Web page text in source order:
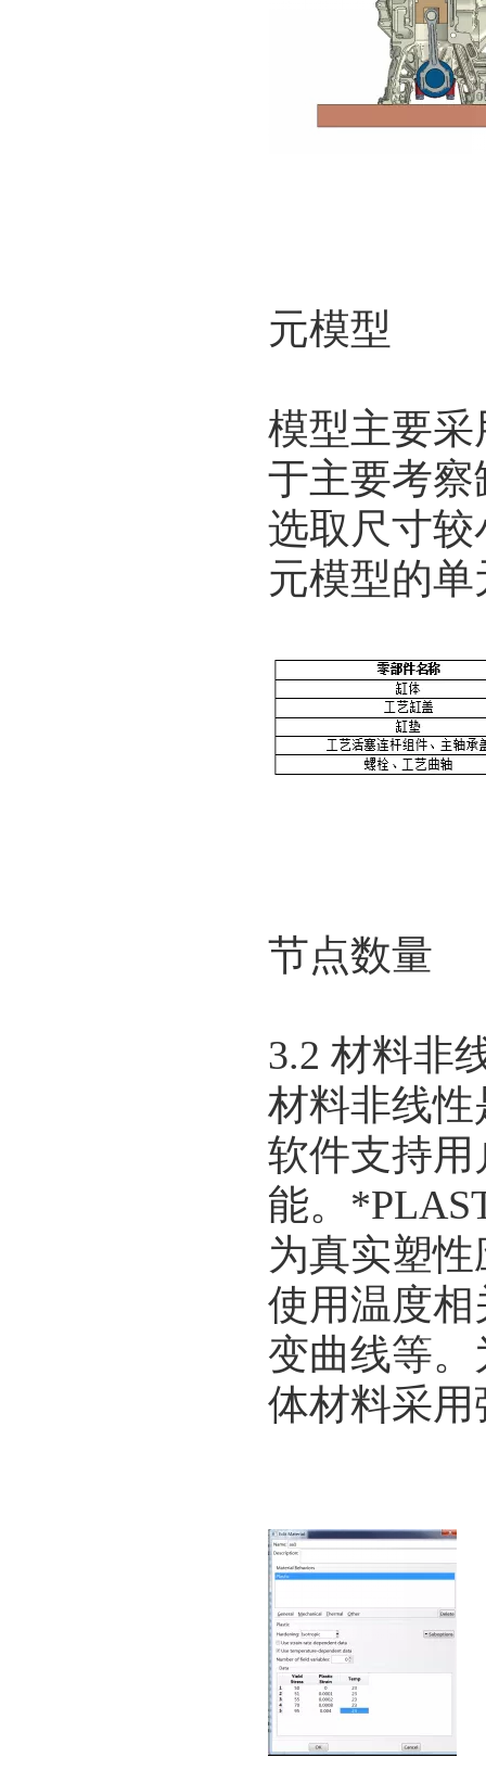
元模型
模型主要
于主要考
选取尺寸
元模型的
节点数量
3.2 材料非
材料非线性
软件支持
能。
为真实塑
使用温度
变曲线等
体材料采